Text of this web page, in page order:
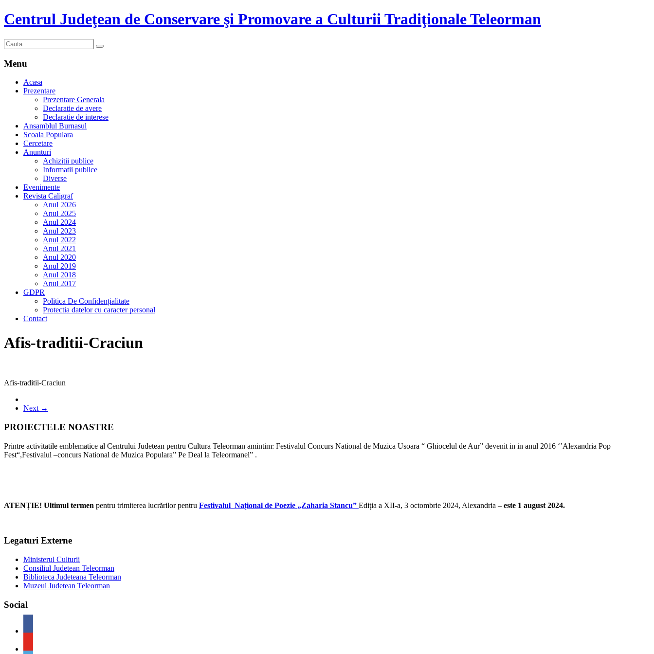
Centrul Judeţean de Conservare şi Promovare a Culturii Tradiţionale Teleorman
Menu
Acasa
Prezentare
Prezentare Generala
Declaratie de avere
Declaratie de interese
Ansamblul Burnasul
Scoala Populara
Cercetare
Anunturi
Achizitii publice
Informatii publice
Diverse
Evenimente
Revista Caligraf
Anul 2026
Anul 2025
Anul 2024
Anul 2023
Anul 2022
Anul 2021
Anul 2020
Anul 2019
Anul 2018
Anul 2017
GDPR
Politica De Confidențialitate
Protectia datelor cu caracter personal
Contact
Afis-traditii-Craciun
Afis-traditii-Craciun
Next →
PROIECTELE NOASTRE
Printre activitatile emblematice al Centrului Judetean pentru Cultura Teleorman amintim: Festivalul Concurs National de Muzica Usoara “ Ghiocelul de Aur” devenit in in anul 2016 ‘’Alexandria Pop
Fest“,Festivalul –concurs National de Muzica Populara” Pe Deal la Teleormanel” .
ATENȚIE! Ultimul termen pentru trimiterea lucrărilor pentru Festivalul Național de Poezie „Zaharia Stancu” Ediția a XII-a, 3 octombrie 2024, Alexandria – este 1 august 2024.
Legaturi Externe
Ministerul Culturii
Consiliul Judetean Teleorman
Biblioteca Judeteana Teleorman
Muzeul Judetean Teleorman
Social